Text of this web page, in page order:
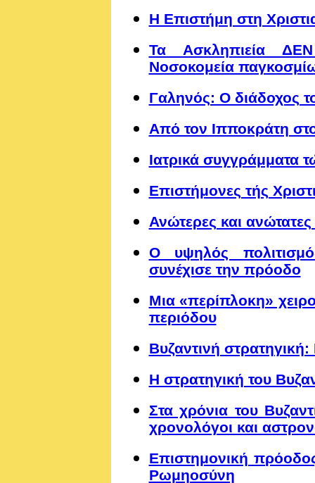
Η Επιστήμη στη
Τα Ασκληπιεία
Νοσοκομεία
Γαληνός: Ο διάδοχος
Από τον Ιπποκράτη
Ιατρικά συγγράμματα
Επιστήμονες τής
Ανώτερες και
Ο υψηλός
συνέχισε την πρόοδο
Μια «περίπλοκη»
περιόδου
Βυζαντινή
Η στρατηγική του
Στα χρόνια του
χρονολόγοι και
Επιστημονική
Ρωμηοσύνη